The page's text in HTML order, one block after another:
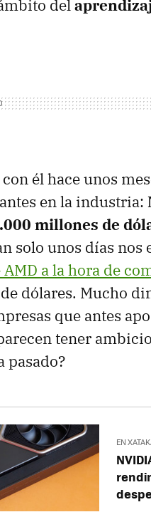
del
él hace unos
en la industria:
millones de
solo unos días nos
a la hora de
dólares. Mucho
que antes
tener
pasado?
EN